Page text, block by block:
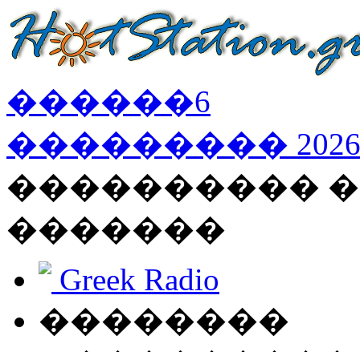
������6
��������� 2026
����������
�������
Greek Radio
��������